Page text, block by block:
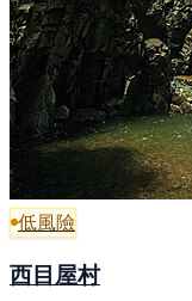
低風險
西目屋村